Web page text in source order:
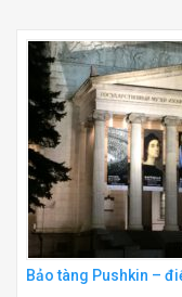
Bảo tàng Pushkin –